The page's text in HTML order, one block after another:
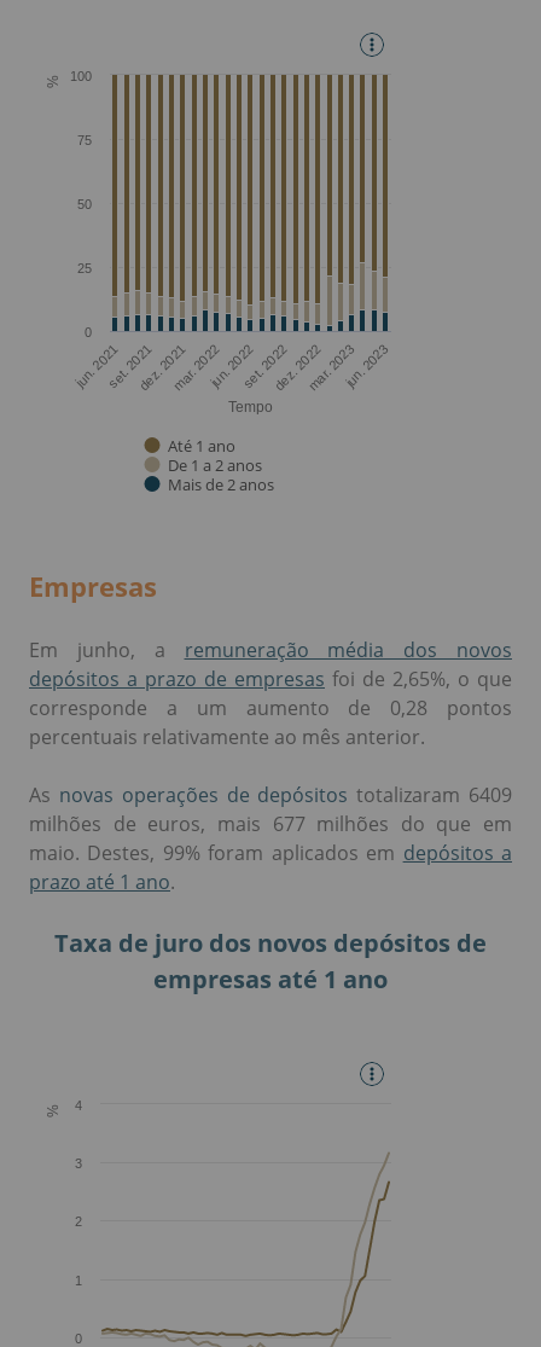
Empresas
Em junho, aremuneração média dos novos
depósitos a prazo de empresas foi de 2,65%, o que
corresponde a um aumento de 0,28 pontos
percentuais relativamente ao mês anterior.
Asnovas operações de depósitos totalizaram 6409
milhões de euros, mais 677 milhões do que em
maio. Destes, 99% foram aplicados emdepósitos a
prazo até 1 ano.
Taxa de juro dos novos depósitos de
empresas até 1 ano